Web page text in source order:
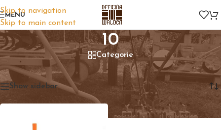
Skip to navigation
Skip to main content
MENU
10
Categorie
Home/Prodotto Litri Visualizzazione del risultato
Show sidebar